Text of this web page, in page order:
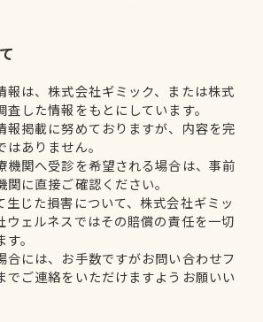
報は、株式会社ギミック、または株式
した情報をもとにしています。
報掲載に努めておりますが、内容を完
ありません。
機関へ受診を希望される場合は、事前
に直接ご確認ください。
生じた損害について、株式会社ギミッ
ウェルネスではその賠償の責任を一切
。
合には、お手数ですがお問い合わせフ
でご連絡をいただけますようお願いい